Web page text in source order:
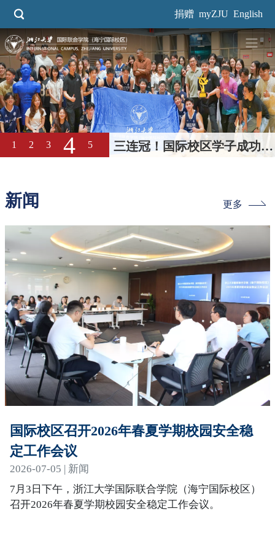
到
主
要
内
捐赠 myZJU English
三连冠！国际校区学子成功卫
冕浙大本科生男篮“三好杯”冠
1 2 3 4 5
新闻 更多
国际校区召开2026年春夏学期校园安全稳
定工作会议
2026-07-05 | 新闻
7月3日下午，浙江大学国际联合学院（海宁国际校区）
召开2026年春夏学期校园安全稳定工作会议。